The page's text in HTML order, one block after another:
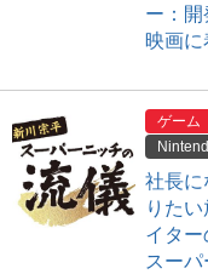
ー：
映画に
ゲーム
社長に
りた
イター
スーパ